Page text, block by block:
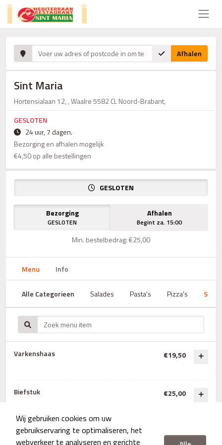
Afhalen
Sint Maria
Hortensialaan 12, , Waalre 5582 CL Noord-Brabant,
GESLOTEN
24 uur, 7 dagen.
Bezorging en afhalen mogelijk
€4,50 op alle bestellingen
GESLOTEN
Bezorging
GESLOTEN
Afhalen
Begint za. 15:00
Min. bestelbedrag: €25,00
Menu Info
Alle Categorieen Salades Pasta's Pizza's
Varkenshaas €19,50
Biefstuk
champignonroomsaus
€25,00
Wij gebruiken cookies om uw
gebruikservaring te optimaliseren, het
webverkeer te analyseren en gerichte